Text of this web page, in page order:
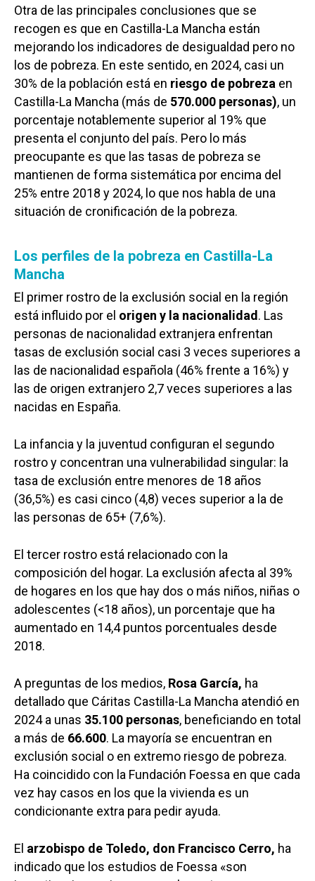
Otra de las principales conclusiones que se
recogen es que en Castilla-La Mancha están
mejorando los indicadores de desigualdad pero no
los de pobreza. En este sentido, en 2024, casi un
30% de la población está en riesgo de pobreza en
Castilla-La Mancha (más de 570.000 personas), un
porcentaje notablemente superior al 19% que
presenta el conjunto del país. Pero lo más
preocupante es que las tasas de pobreza se
mantienen de forma sistemática por encima del
25% entre 2018 y 2024, lo que nos habla de una
situación de cronificación de la pobreza.
Los perfiles de la pobreza en Castilla-La
Mancha
El primer rostro de la exclusión social en la región
está influido por el origen y la nacionalidad. Las
personas de nacionalidad extranjera enfrentan
tasas de exclusión social casi 3 veces superiores a
las de nacionalidad española (46% frente a 16%) y
las de origen extranjero 2,7 veces superiores a las
nacidas en España.
La infancia y la juventud configuran el segundo
rostro y concentran una vulnerabilidad singular: la
tasa de exclusión entre menores de 18 años
(36,5%) es casi cinco (4,8) veces superior a la de
las personas de 65+ (7,6%).
El tercer rostro está relacionado con la
composición del hogar. La exclusión afecta al 39%
de hogares en los que hay dos o más niños, niñas o
adolescentes (<18 años), un porcentaje que ha
aumentado en 14,4 puntos porcentuales desde
2018.
A preguntas de los medios, Rosa García, ha
detallado que Cáritas Castilla-La Mancha atendió en
2024 a unas 35.100 personas, beneficiando en total
a más de 66.600. La mayoría se encuentran en
exclusión social o en extremo riesgo de pobreza.
Ha coincidido con la Fundación Foessa en que cada
vez hay casos en los que la vivienda es un
condicionante extra para pedir ayuda.
El arzobispo de Toledo, don Francisco Cerro, ha
indicado que los estudios de Foessa «son